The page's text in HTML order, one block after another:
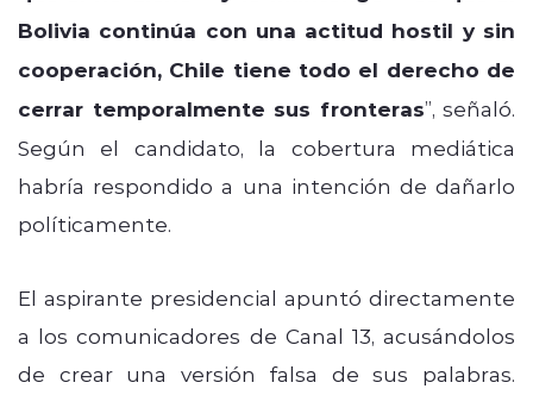
Bolivia continúa con una actitud hostil y sin
cooperación, Chile tiene todo el derecho de
cerrar temporalmente sus fronteras”, señaló.
Según el candidato, la cobertura mediática
habría respondido a una intención de dañarlo
políticamente.
El aspirante presidencial apuntó directamente
a los comunicadores de Canal 13, acusándolos
de crear una versión falsa de sus palabras.